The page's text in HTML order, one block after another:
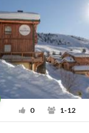
0 1-12